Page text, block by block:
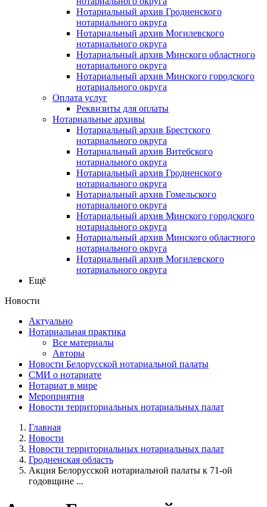
Нотариальный архив Гродненского
нотариального округа
Нотариальный архив Могилевского
нотариального округа
Нотариальный архив Минского областного
нотариального округа
Нотариальный архив Минского городского
нотариального округа
Оплата услуг
Реквизиты для оплаты
Нотариальные архивы
Нотариальный архив Брестского
нотариального округа
Нотариальный архив Витебского
нотариального округа
Нотариальный архив Гродненского
нотариального округа
Нотариальный архив Гомельского
нотариального округа
Нотариальный архив Минского городского
нотариального округа
Нотариальный архив Минского областного
нотариального округа
Нотариальный архив Могилевского
нотариального округа
Ещё
Новости
Актуально
Нотариальная практика
Все материалы
Авторы
Новости Белорусской нотариальной палаты
СМИ о нотариате
Нотариат в мире
Мероприятия
Новости территориальных нотариальных палат
Главная
Новости
Новости территориальных нотариальных палат
Гродненская область
Акция Белорусской нотариальной палаты к 71-ой
годовщине ...